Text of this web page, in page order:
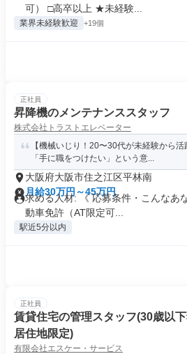
可） □高卒以上 ★未経験...
業界未経験歓迎 +19個
正社員
昇降機のメンテナンススタッフ
株式会社トラストエレベーター
【機械いじり！20〜30代が未経験から活
「手に職をつけたい」という意...
大阪府大阪市住之江区平林南
月給30万円～45万円
求める人材: 《 応募条件・こんなあ
動車免許（AT限定可...
駅近5分以内
正社員
賃貸住宅の管理スタッフ(30歳以
居住地限定)
有限会社エスケー・サービス